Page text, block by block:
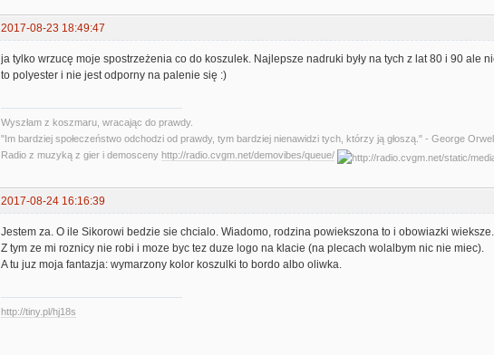
2017-08-23 18:49:47
ja tylko wrzucę moje spostrzeżenia co do koszulek. Najlepsze nadruki były na tych z lat 80 i 90 ale
to polyester i nie jest odporny na palenie się :)
Wyszłam z koszmaru, wracając do prawdy.
"Im bardziej społeczeństwo odchodzi od prawdy, tym bardziej nienawidzi tych, którzy ją głoszą." - George
Radio z muzyką z gier i demosceny http://radio.cvgm.net/demovibes/queue/
2017-08-24 16:16:39
Jestem za. O ile Sikorowi bedzie sie chcialo. Wiadomo, rodzina powiekszona to i obowiazki wieksze.
Z tym ze mi roznicy nie robi i moze byc tez duze logo na klacie (na plecach wolalbym nic nie miec).
A tu juz moja fantazja: wymarzony kolor koszulki to bordo albo oliwka.
http://tiny.pl/hj18s